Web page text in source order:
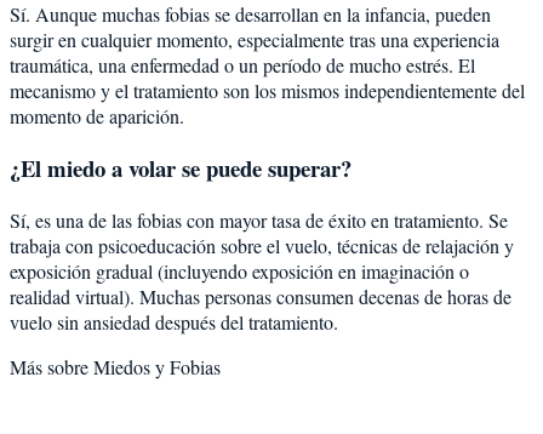
Sí. Aunque muchas fobias se desarrollan en la infancia, pueden
surgir en cualquier momento, especialmente tras una experiencia
traumática, una enfermedad o un período de mucho estrés. El
mecanismo y el tratamiento son los mismos independientemente del
momento de aparición.
¿El miedo a volar se puede superar?
Sí, es una de las fobias con mayor tasa de éxito en tratamiento. Se
trabaja con psicoeducación sobre el vuelo, técnicas de relajación y
exposición gradual (incluyendo exposición en imaginación o
realidad virtual). Muchas personas consumen decenas de horas de
vuelo sin ansiedad después del tratamiento.
Más sobreMiedos y Fobias